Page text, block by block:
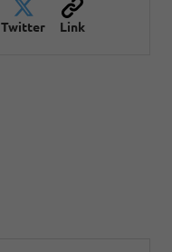
Twitter Link